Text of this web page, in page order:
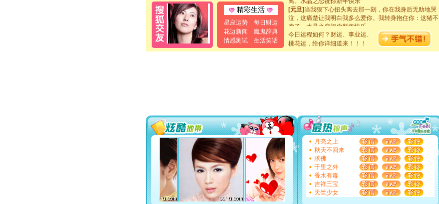
精彩生活
星座运势
每日财运
花边新闻
魔鬼辞典
情感测试
生活笑话
[元旦]当我狠下心扭头离去那一刻，你在我身后无助地哭
泣，这痛楚让我明白我多么爱你。我转身抱住你：这猪不
卖了。水晶之恋祝你新年快乐。
[春节]
风柔雨润好月圆，半岛铁盒伴身边，每日尽显开心
颜！冬去春来似水如烟，劳碌人生需尽欢！听一曲轻歌，
道一声平安！新年吉祥万事如愿
能正大光明地骚扰你,告诉你,圣诞要快乐!新年要快乐!天天
都要快乐噢!
[圣诞节]奉上一颗祝福的心,在这个特别的日子里,愿幸福,
如意,快乐,鲜花,一切美好的祝愿与你同在.圣诞快乐!
[元旦]
看到你我会触电；看不到你我要充电；没有你我会
断电。爱你是我职业，想你是我事业，抱你是我特长，吻
你是我专业！水晶之恋祝你新年快乐
[元旦]
如果上天让我许三个愿望，一是今生今世和你在一
起；二是再生再世和你在一起；三是三生三世和你不再分
离。水晶之恋祝你新年快乐
[元旦]
今日运程如何？财运、事业运、
桃花运，给你详细道来！！！
月亮之上
秋天不回来
求佛
千里之外
香水有毒
吉祥三宝
天竺少女